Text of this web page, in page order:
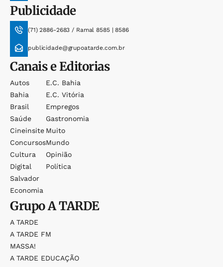
Publicidade
(71) 2886-2683 / Ramal 8585 | 8586
publicidade@grupoatarde.com.br
Canais e Editorias
Autos
Bahia
Brasil
Saúde
Cineinsite
Concursos
Cultura
Digital
Salvador
Economia
E.c. Bahia
E.c. Vitória
Empregos
Gastronomia
Muito
Mundo
Opinião
Política
GrupoA TARDE
A TARDE
A TARDE FM
MASSA!
A TARDE EDUCAÇÃO